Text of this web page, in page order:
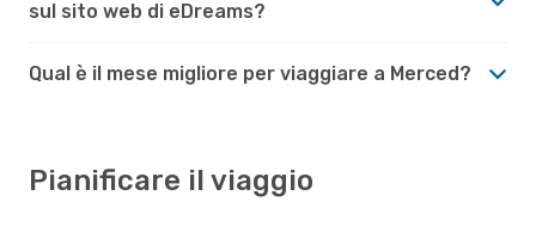
sul sito web di eDreams?
Qual è il mese migliore per viaggiare a Merced?
Pianificare il viaggio